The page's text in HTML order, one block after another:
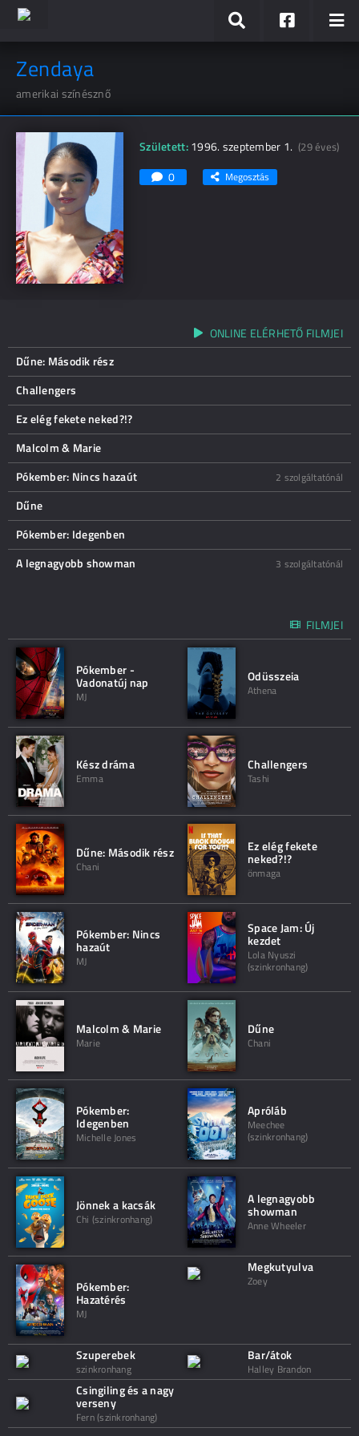
Zendaya
amerikai színésznő
Született:1996. szeptember 1. (29 éves)
0 Megosztás
ONLINE ELÉRHETŐ FILMJEI
Dűne: Második rész
Challengers
Ez elég fekete neked?!?
Malcolm & Marie
Pókember: Nincs hazaút
2 szolgáltatónál
Dűne
Pókember: Idegenben
A legnagyobb showman
3 szolgáltatónál
FILMJEI
Pókember -
Vadonatúj nap
MJ
Odüsszeia
Athena
Kész dráma
Emma
Challengers
Tashi
Dűne: Második rész
Chani
Ez elég fekete
neked?!?
önmaga
Pókember: Nincs
hazaút
MJ
Space Jam: Új
kezdet
Lola Nyuszi
(szinkronhang)
Malcolm & Marie
Marie
Dűne
Chani
Pókember:
Idegenben
Michelle Jones
Apróláb
Meechee
(szinkronhang)
Jönnek a kacsák
Chi (szinkronhang)
A legnagyobb
showman
Anne Wheeler
Pókember:
Hazatérés
MJ
Megkutyulva
Zoey
Szuperebek
szinkronhang
Bar/átok
Halley Brandon
Csingiling és a nagy
verseny
Fern (szinkronhang)